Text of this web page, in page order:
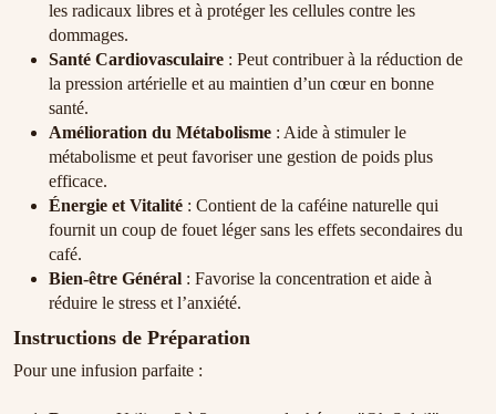
les radicaux libres et à protéger les cellules contre les
dommages.
Santé Cardiovasculaire : Peut contribuer à la réduction de
la pression artérielle et au maintien d’un cœur en bonne
santé.
Amélioration du Métabolisme : Aide à stimuler le
métabolisme et peut favoriser une gestion de poids plus
efficace.
Énergie et Vitalité : Contient de la caféine naturelle qui
fournit un coup de fouet léger sans les effets secondaires du
café.
Bien-être Général : Favorise la concentration et aide à
réduire le stress et l’anxiété.
Instructions de Préparation
Pour une infusion parfaite :